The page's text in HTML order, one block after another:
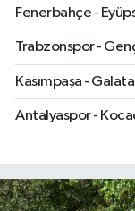
Fenerbahçe -
Trabzonspor -
Kasımpaşa -
Antalyaspor -